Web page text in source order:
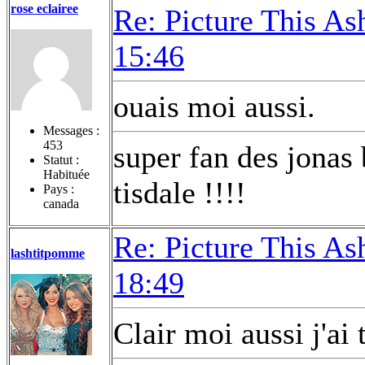
rose eclairee
Messages :
453
Statut :
Habituée
Pays :
canada
Re: Picture This
15:46
ouais moi aussi.
super fan des
tisdale !!!!
lashtitpomme
Re: Picture This
18:49
Clair moi aussi